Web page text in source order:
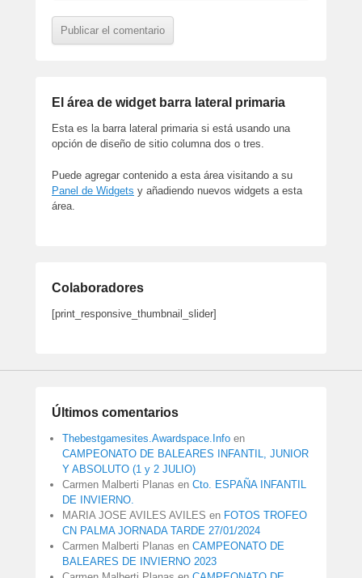
El área de widget barra lateral primaria
Esta es la barra lateral primaria si está usando una
opción de diseño de sitio columna dos o tres.
Puede agregar contenido a esta área visitando a su
Panel de Widgets y añadiendo nuevos widgets a esta
área.
Colaboradores
[print_responsive_thumbnail_slider]
Últimos comentarios
Thebestgamesites.Awardspace.Info en
CAMPEONATO DE BALEARES INFANTIL, JUNIOR
Y ABSOLUTO (1 y 2 JULIO)
Carmen Malberti Planas en Cto. ESPAÑA INFANTIL
DE INVIERNO.
MARIA JOSE AVILES AVILES en FOTOS TROFEO
CN PALMA JORNADA TARDE 27/01/2024
Carmen Malberti Planas en CAMPEONATO DE
BALEARES DE INVIERNO 2023